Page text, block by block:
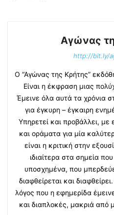
Αγώνας
http://bit.ly/
Ο “Αγώνας της Κρήτης”
Είναι η έκφραση μιας
Έμεινε όλα αυτά τα χρόνια
για έγκυρη – έγκαιρη
Υπηρετεί και προβάλλει, με
και οράματα για μία
είναι η κριτική στην
ιδιαίτερα στα σημεία
υποσχημένα, που
διαφθείρεται και
λόγος που η εφημερίδα
και διαπλοκές, μακριά από